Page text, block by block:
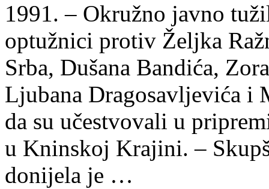
1991. – Okružno javno
optužnici protiv Željka
Srba, Dušana Bandića,
Ljubana Dragosavljevića i
da su učestvovali u
u Kninskoj Krajini. –
donijela je …